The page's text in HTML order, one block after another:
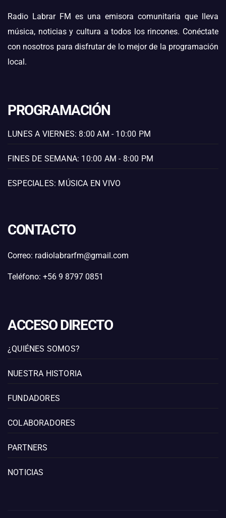
Radio Labrar FM es una emisora comunitaria que lleva
música, noticias y cultura a todos los rincones. Conéctate
con nosotros para disfrutar de lo mejor de la programación
local.
PROGRAMACIÓN
LUNES A VIERNES: 8:00 AM - 10:00 PM
FINES DE SEMANA: 10:00 AM - 8:00 PM
ESPECIALES: MÚSICA EN VIVO
CONTACTO
Correo: radiolabrarfm@gmail.com
Teléfono: +56 9 8797 0851
ACCESO DIRECTO
¿QUIÉNES SOMOS?
NUESTRA HISTORIA
FUNDADORES
COLABORADORES
PARTNERS
NOTICIAS